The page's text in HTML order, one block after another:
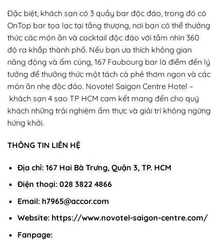
Đặc biệt, khách sạn có 3 quầy bar độc đáo, trong đó có
OnTop bar tọa lạc tại tầng thượng, nơi bạn có thể thưởng
thức các món ăn và cocktail độc đáo với tầm nhìn 360
độ ra khắp thành phố. Nếu bạn ưa thích không gian
năng động và ấm cúng, 167 Faubourg bar là điểm đến lý
tưởng để thưởng thức một tách cà phê thơm ngon và các
món ăn nhẹ độc đáo. Novotel Saigon Centre Hotel –
khách sạn 4 sao TP HCM cam kết mang đến cho quý
khách những trải nghiệm ẩm thực và giải trí không ngừng
hứng khởi.
THÔNG TIN LIÊN HỆ
Địa chỉ: 167 Hai Bà Trưng, Quận 3, TP. HCM
Điện thoại: 028 3822 4866
Email: h7965@accor.com
Website: https://www.novotel-saigon-centre.com/
Fanpage: